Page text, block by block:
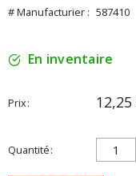
# Manufacturier : 587410
En inventaire
Prix 12,25
Quantité